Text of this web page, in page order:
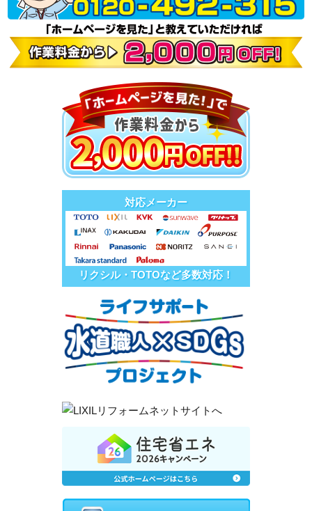
対応メーカー
リクシル・TOTOなど多数対応！